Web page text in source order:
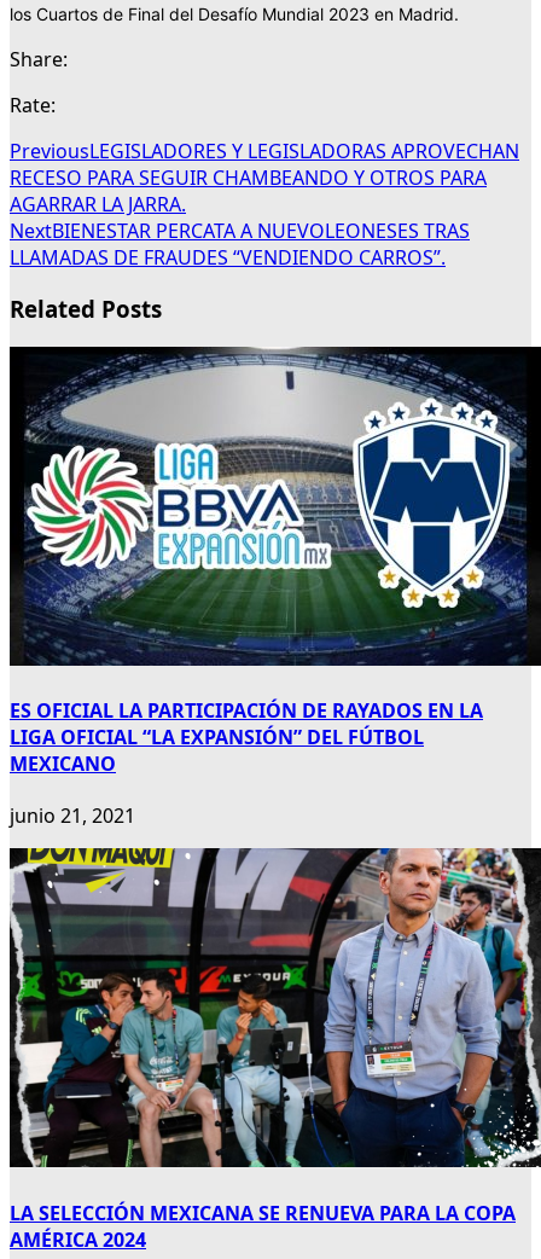
los Cuartos de Final del Desafío Mundial 2023 en Madrid.
Share:
Rate:
PreviousLEGISLADORES Y LEGISLADORAS APROVECHAN
RECESO PARA SEGUIR CHAMBEANDO Y OTROS PARA
AGARRAR LA JARRA.
NextBIENESTAR PERCATA A NUEVOLEONESES TRAS
LLAMADAS DE FRAUDES “VENDIENDO CARROS”.
Related Posts
ES OFICIAL LA PARTICIPACIÓN DE RAYADOS EN LA
LIGA OFICIAL “LA EXPANSIÓN” DEL FÚTBOL
MEXICANO
junio 21, 2021
LA SELECCIÓN MEXICANA SE RENUEVA PARA LA COPA
AMÉRICA 2024